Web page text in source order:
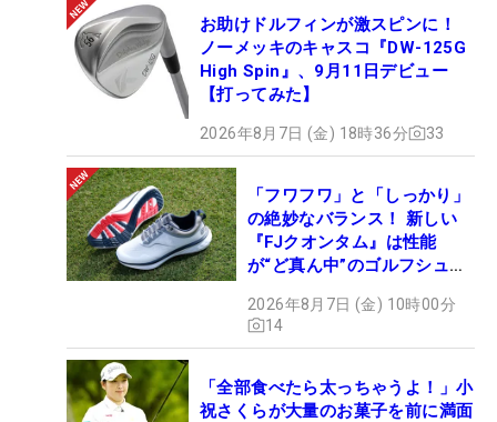
お助けドルフィンが激スピンに！
ノーメッキのキャスコ『DW-125G
High Spin』、9月11日デビュー
【打ってみた】
2026年8月7日 (金) 18時36分 33
「フワフワ」と「しっかり」
の絶妙なバランス！ 新しい
『FJクオンタム』は性能
が“ど真ん中”のゴルフシュー
2026年8月7日 (金) 10時00分
14
「全部食べたら太っちゃうよ！」小
祝さくらが大量のお菓子を前に満面